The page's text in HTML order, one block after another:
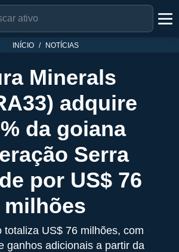
INÍCIO NOTÍCIAS
Minerals
adquire
da goiana
Serra
por US$ 76
milhões
totaliza US$ 76 milhões, com
ganhos adicionais a partir da